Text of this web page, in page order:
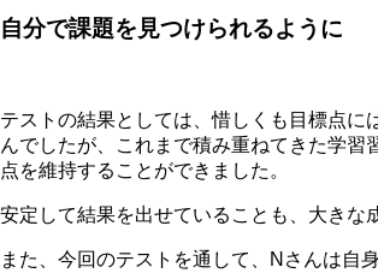
自分で課題を見つけられるように
テストの結果としては、惜しくも目標点に
んでしたが、これまで積み重ねてきた学習
点を維持することができました。
安定して結果を出せていることも、大きな
また、今回のテストを通して、Nさんは自